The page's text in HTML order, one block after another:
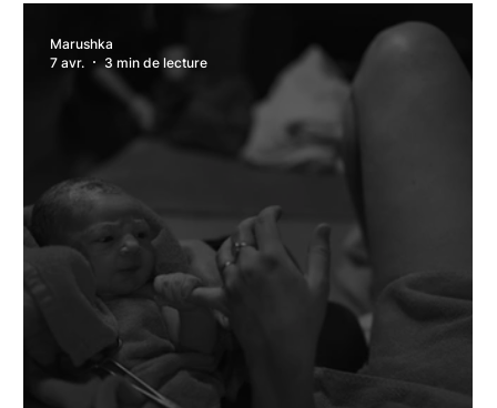
Marushka
7 avr.
3 min de lecture